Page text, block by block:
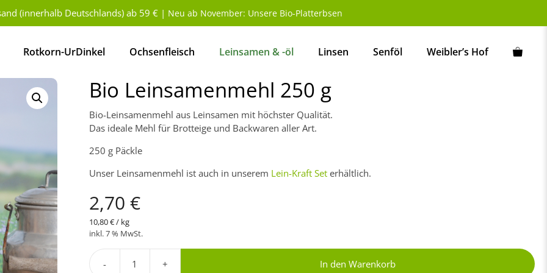
(innerhalb Deutschlands) ab 59 € | Neu ab November: Unsere Bio-Platterbsen
Rotkorn-UrDinkel Ochsenfleisch Leinsamen & -öl Linsen Senföl Weibler’s Hof
Bio Leinsamenmehl 250 g
Bio-Leinsamenmehl aus Leinsamen mit höchster Qualität.
Das ideale Mehl für Brotteige und Backwaren aller Art.
250 g Päckle
Unser Leinsamenmehl ist auch in unserem Lein-Kraft Seterhältlich.
2,70 €
10,80€/ kg
inkl. 7 % MwSt.
- + In den Warenkorb
g
Menge